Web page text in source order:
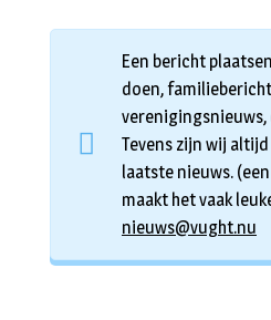
Een bericht
doen,
verenigingsnieuws,
Tevens zijn wij
laatste nieuws.
maakt het vaak
nieuws@vught.nu